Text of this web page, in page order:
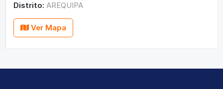
Distrito: AREQUIPA
Ver Mapa